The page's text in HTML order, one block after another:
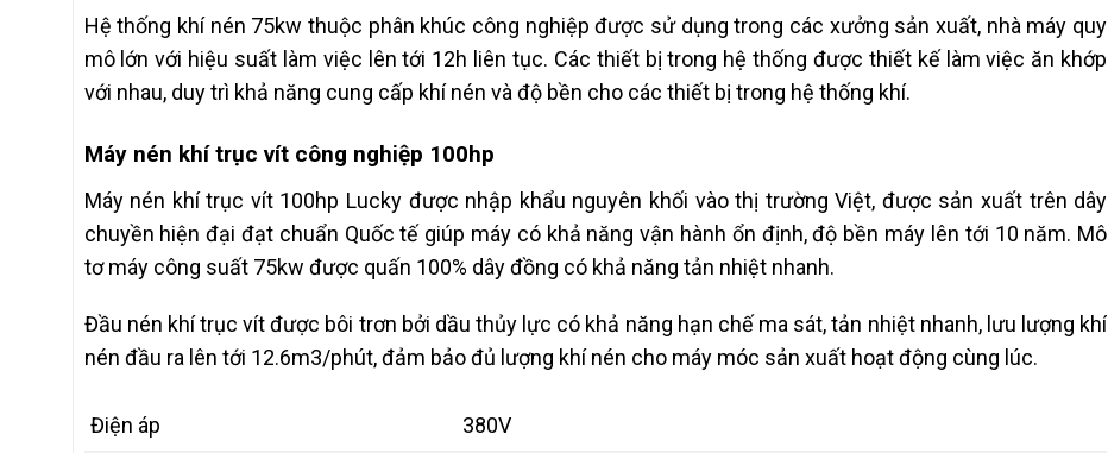
Hệ thống khí nén 75kw thuộc phân khúc công nghiệp được sử dụng trong các xưởng sản xuất, nhà máy quy
mô lớn với hiệu suất làm việc lên tới 12h liên tục. Các thiết bị trong hệ thống được thiết kế làm việc ăn khớp
với nhau, duy trì khả năng cung cấp khí nén và độ bền cho các thiết bị trong hệ thống khí.
Máy nén khí trục vít công nghiệp 100hp
Máy nén khí trục vít 100hp Lucky được nhập khẩu nguyên khối vào thị trường Việt, được sản xuất trên dây
chuyền hiện đại đạt chuẩn Quốc tế giúp máy có khả năng vận hành ổn định, độ bền máy lên tới 10 năm. Mô
tơ máy công suất 75kw được quấn 100% dây đồng có khả năng tản nhiệt nhanh.
Đầu nén khí trục vít được bôi trơn bởi dầu thủy lực có khả năng hạn chế ma sát, tản nhiệt nhanh, lưu lượng khí
nén đầu ra lên tới 12.6m3/phút, đảm bảo đủ lượng khí nén cho máy móc sản xuất hoạt động cùng lúc.
Điện áp 380V